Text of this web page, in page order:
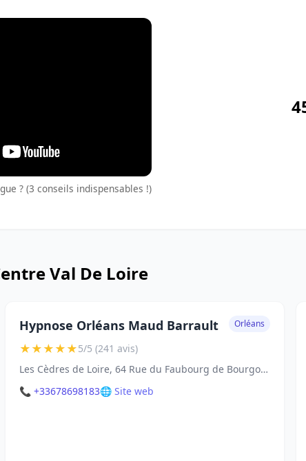
? (3 conseils indispensables !)
Val De Loire
Hypnose Orléans Maud Barrault Orléans
★★★★★5/5 (241 avis)
Les Cèdres de Loire, 64 Rue du Faubourg de Bourgogne, 45000 Orléans
📞 +33678698183🌐 Site web